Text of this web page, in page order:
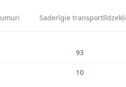
Saderīgie transportlīdzekļi
93
10